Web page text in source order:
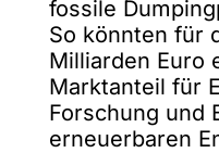
fossile
So könnten für
Milliarden Euro
Marktanteil für
Forschung und
erneuerbaren